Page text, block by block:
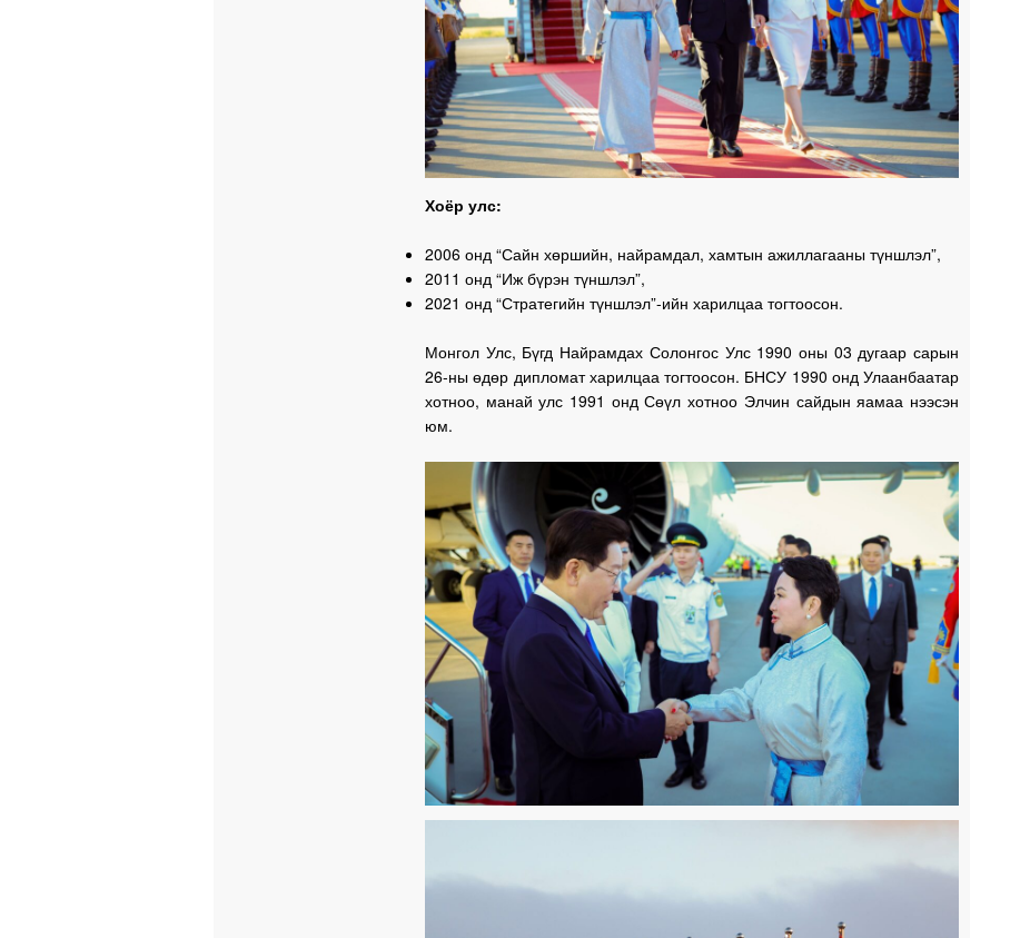
Хоёр улс:
2006 онд “Сайн хөршийн, найрамдал, хамтын ажиллагааны түншлэл”,
2011 онд “Иж бүрэн түншлэл”,
2021 онд “Стратегийн түншлэл”-ийн харилцаа тогтоосон.
Монгол Улс, Бүгд Найрамдах Солонгос Улс 1990 оны 03 дугаар сарын
26-ны өдөр дипломат харилцаа тогтоосон. БНСУ 1990 онд Улаанбаатар
хотноо, манай улс 1991 онд Сөүл хотноо Элчин сайдын яамаа нээсэн
юм.